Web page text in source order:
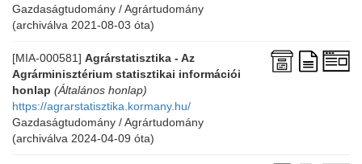
Gazdaságtudomány / Agrártudomány
(archiválva 2021-08-03 óta)
[MIA-000581] Agrárstatisztika - Az
Agrárminisztérium statisztikai információi
honlap (Általános honlap)
https://agrarstatisztika.kormany.hu/
Gazdaságtudomány / Agrártudomány
(archiválva 2024-04-09 óta)